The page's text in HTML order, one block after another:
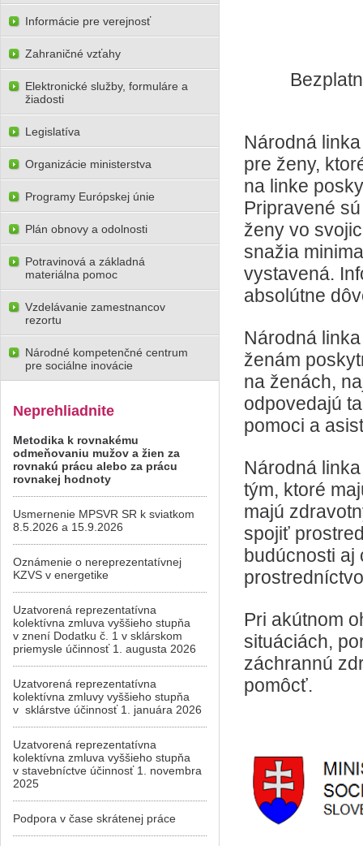
Národná
pre ženy,
na linke
Pripravené
ženy vo
snažia
vystavená.
absolútne
Národná
ženám
na ženách,
odpovedajú
pomoci a
Národná
tým, ktoré
majú
spojiť
budúcnosti aj
Pri akútnom
situáciách,
záchrannú
pomôcť.
Informácie pre verejnosť
Zahraničné vzťahy
Elektronické služby, formuláre a
žiadosti
Legislatíva
Organizácie ministerstva
Programy Európskej únie
Plán obnovy a odolnosti
Potravinová a základná
materiálna pomoc
Vzdelávanie zamestnancov
rezortu
Národné kompetenčné centrum
pre sociálne inovácie
Neprehliadnite
Metodika k rovnakému
odmeňovaniu mužov a žien za
rovnakú prácu alebo za prácu
rovnakej hodnoty
Usmernenie MPSVR SR k sviatkom
8.5.2026 a 15.9.2026
Oznámenie o nereprezentatívnej
KZVS v energetike
Uzatvorená reprezentatívna
kolektívna zmluva vyššieho stupňa
v znení Dodatku č. 1 v sklárskom
priemysle účinnosť 1. augusta 2026
Uzatvorená reprezentatívna
kolektívna zmluvy vyššieho stupňa
v sklárstve účinnosť 1. januára 2026
Uzatvorená reprezentatívna
kolektívna zmluva vyššieho stupňa
v stavebníctve účinnosť 1. novembra
2025
Podpora v čase skrátenej práce